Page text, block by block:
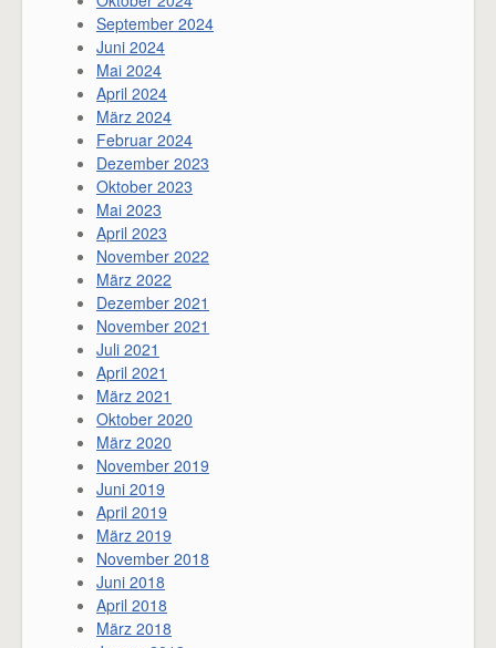
September 2024
Juni 2024
Mai 2024
April 2024
März 2024
Februar 2024
Dezember 2023
Oktober 2023
Mai 2023
April 2023
November 2022
März 2022
Dezember 2021
November 2021
Juli 2021
April 2021
März 2021
Oktober 2020
März 2020
November 2019
Juni 2019
April 2019
März 2019
November 2018
Juni 2018
April 2018
März 2018